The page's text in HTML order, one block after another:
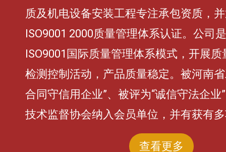
质及机电设备安装工程专注承包资质，
ISO9001 2000质量管理体系认证。公司
ISO9001国际质量管理体系模式，开展
检测控制活动，产品质量稳定。被河南
合同守信用企业”、被评为“诚信守法企业
技术监督协会纳入会员单位，并有获有
查看更多